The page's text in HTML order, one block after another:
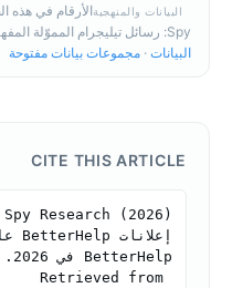
البيانات والمنهجية
Spy: رسائل تيليجرام المموّلة المفهرسة، وتُحدَّث باستمرار.
البيانات · مجموعات بيانات مفتوحة
CITE THIS ARTICLE
Retrieved from